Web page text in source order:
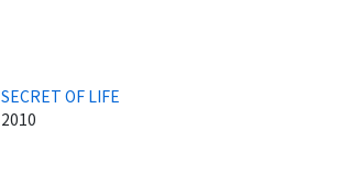
SECRET OF LIFE
2010